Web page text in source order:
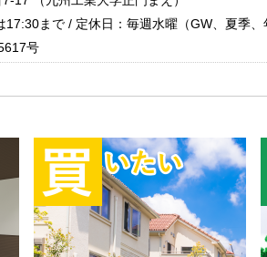
まで / 定休日：毎週水曜（GW、夏季、
号